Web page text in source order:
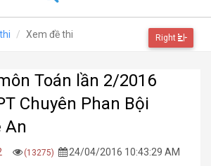
Xem đề thi Right
Toán lần 2/2016
Chuyên Phan Bội
An
(13275)
24/04/2016 10:43:29 AM